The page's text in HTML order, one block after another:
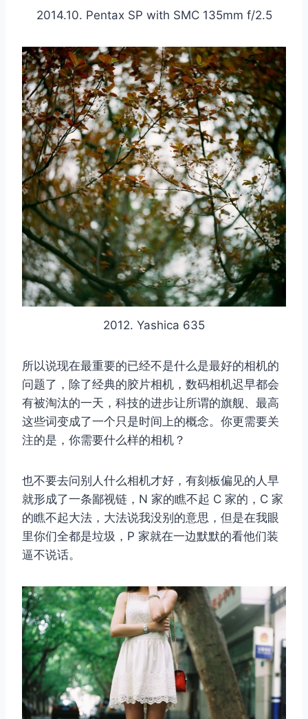
2014.10. Pentax SP with SMC 135mm f/2.5
2012. Yashica 635
所以说现在最重要的已经不是什么是最好的相机的
问题了，除了经典的胶片相机，数码相机迟早都会
有被淘汰的一天，科技的进步让所谓的旗舰、最高
这些词变成了一个只是时间上的概念。你更需要关
注的是，你需要什么样的相机？
也不要去问别人什么相机才好，有刻板偏见的人早
就形成了一条鄙视链，N 家的瞧不起 C 家的，C 家
的瞧不起大法，大法说我没别的意思，但是在我眼
里你们全都是垃圾，P 家就在一边默默的看他们装
逼不说话。